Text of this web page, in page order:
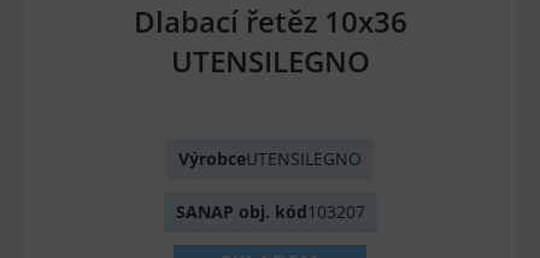
Dlabací řetěz 10x36
UTENSILEGNO
VýrobceUTENSILEGNO
SANAP obj. kód103207